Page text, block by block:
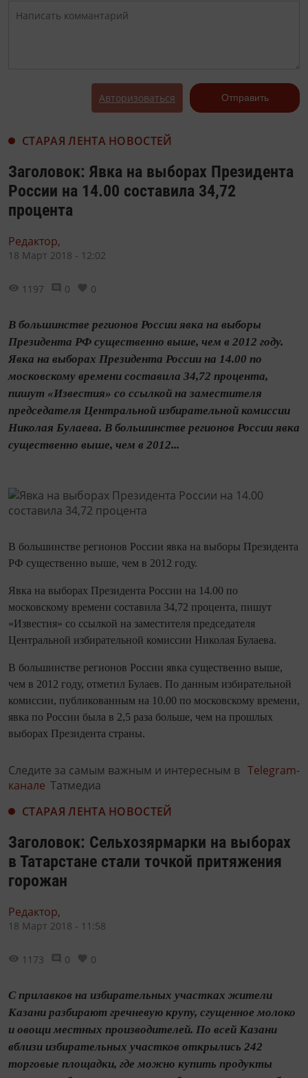
Авторизоваться Отправить
СТАРАЯ ЛЕНТА НОВОСТЕЙ
Заголовок: Явка на выборах Президента
России на 14.00 составила 34,72
процента
Редактор,
18 Март 2018 - 12:02
1197 0 0
В большинстве регионов России явка на выборы
Президента РФ существенно выше, чем в 2012 году.
Явка на выборах Президента России на 14.00 по
московскому времени составила 34,72 процента,
пишут «Известия» со ссылкой на заместителя
председателя Центральной избирательной комиссии
Николая Булаева. В большинстве регионов России явка
существенно выше, чем в 2012...
В большинстве регионов России явка на выборы Президента
РФ существенно выше, чем в 2012 году.
Явка на выборах Президента России на 14.00 по
московскому времени составила 34,72 процента, пишут
«Известия» со ссылкой на заместителя председателя
Центральной избирательной комиссии Николая Булаева.
В большинстве регионов России явка существенно выше,
чем в 2012 году, отметил Булаев. По данным избирательной
комиссии, публикованным на 10.00 по московскому времени,
явка по России была в 2,5 раза больше, чем на прошлых
выборах Президента страны.
Следите за самым важным и интересным в Telegram-
канале Татмедиа
СТАРАЯ ЛЕНТА НОВОСТЕЙ
Заголовок: Сельхозярмарки на выборах
в Татарстане стали точкой притяжения
горожан
Редактор,
18 Март 2018 - 11:58
1173 0 0
С прилавков на избирательных участках жители
Казани разбирают гречневую крупу, сгущенное молоко
и овощи местных производителей. По всей Казани
вблизи избирательных участков открылись 242
торговые площадки, где можно купить продукты